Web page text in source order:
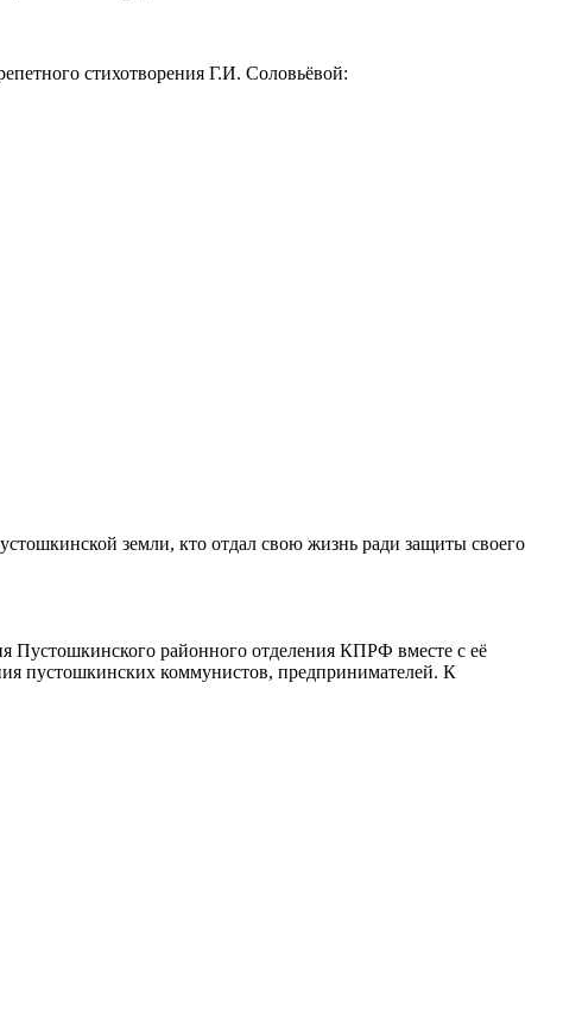
стихотворения Г.И. Соловьёвой:
земли, кто отдал свою жизнь ради защиты своего
Пустошкинского районного отделения КПРФ вместе с её
пустошкинских коммунистов, предпринимателей. К